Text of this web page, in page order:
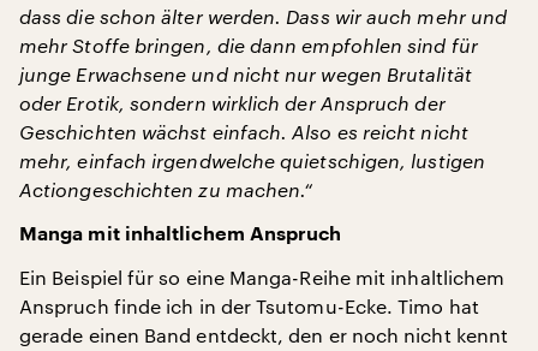
dass die schon älter werden. Dass wir auch mehr und
mehr Stoffe bringen, die dann empfohlen sind für
junge Erwachsene und nicht nur wegen Brutalität
oder Erotik, sondern wirklich der Anspruch der
Geschichten wächst einfach. Also es reicht nicht
mehr, einfach irgendwelche quietschigen, lustigen
Actiongeschichten zu machen.“
Manga mit inhaltlichem Anspruch
Ein Beispiel für so eine Manga-Reihe mit inhaltlichem
Anspruch finde ich in der Tsutomu-Ecke. Timo hat
gerade einen Band entdeckt, den er noch nicht kennt